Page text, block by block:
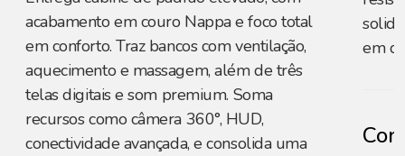
acabamento em couro Nappa e foco total
em conforto. Traz bancos com ventilação,
aquecimento e massagem, além de três
telas digitais e som premium. Soma
recursos como câmera 360°, HUD,
conectividade avançada, e consolida uma
em